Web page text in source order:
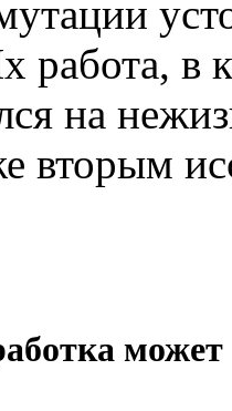
работа, в
на
вторым
может